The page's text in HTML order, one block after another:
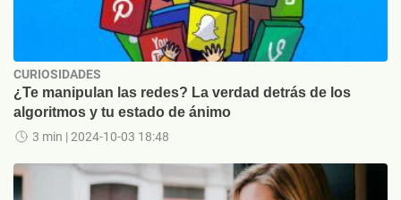
CURIOSIDADES
¿Te manipulan las redes? La verdad detrás de los
algoritmos y tu estado de ánimo
3 min | 2024-10-03 18:48